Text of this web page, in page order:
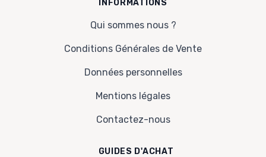
INFORMATIONS
Qui sommes nous ?
Conditions Générales de Vente
Données personnelles
Mentions légales
Contactez-nous
GUIDES D'ACHAT